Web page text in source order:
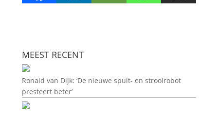
MEEST RECENT
Ronald van Dijk: ‘De nieuwe spuit- en strooirobot
presteert beter’